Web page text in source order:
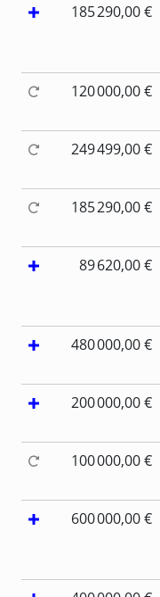
185 290,00 €
120 000,00 €
249 499,00 €
185 290,00 €
89 620,00 €
480 000,00 €
200 000,00 €
100 000,00 €
600 000,00 €